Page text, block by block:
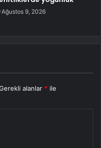
Ağustos 9, 2026
alanlar * ile